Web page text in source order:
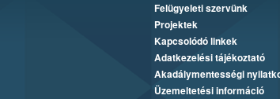
Felügyeleti szervünk
Projektek
Kapcsolódó linkek
Adatkezelési tájékoztató
Akadálymentességi
Üzemeltetési információ